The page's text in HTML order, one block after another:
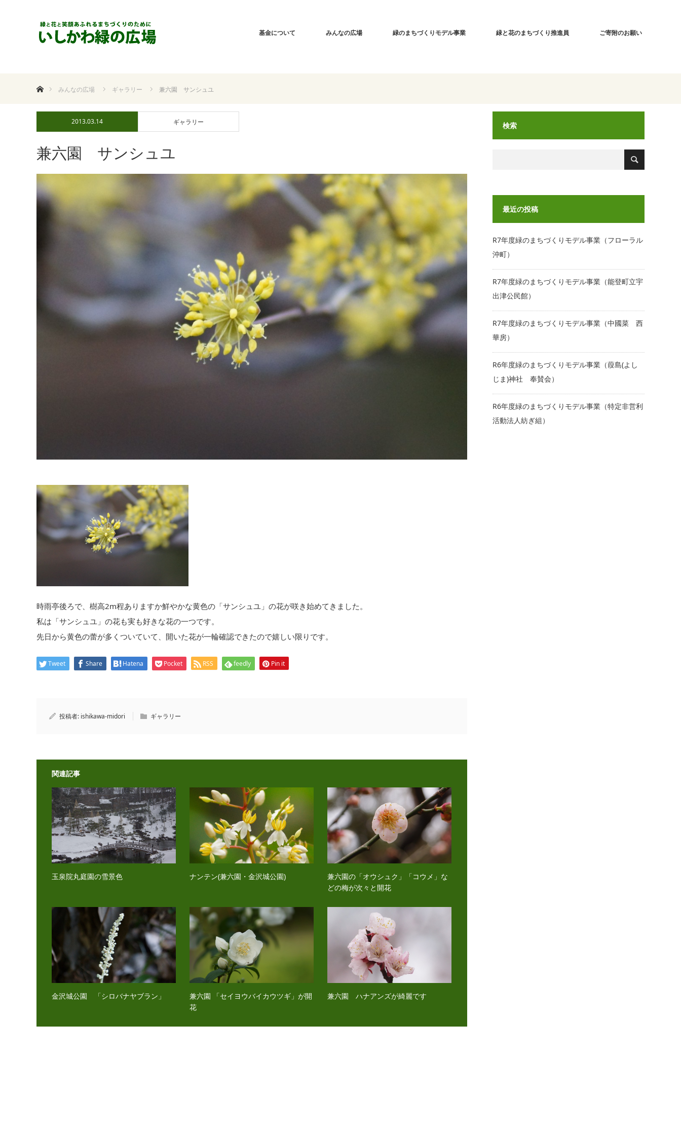
基金について みんなの広場 緑のまちづくりモデル事業 緑と花のまちづくり推進員 ご寄附のお願い
みんなの広場
ギャラリー 兼六園 サンシュユ
2013.03.14 ギャラリー
兼六園 サンシュユ
時雨亭後ろで、樹高2m程ありますか鮮やかな黄色の「サンシュユ」の花が咲き始めてきました。
私は「サンシュユ」の花も実も好きな花の一つです。
先日から黄色の蕾が多くついていて、開いた花が一輪確認できたので嬉しい限りです。
Tweet Share Hatena Pocket RSS feedly Pin it
投稿者: ishikawa-midori ギャラリー
関連記事
玉泉院丸庭園の雪景色 ナンテン(兼六園・金沢城公園)
兼六園の「オウシュク」「コウメ」な
どの梅が次々と開花
金沢城公園 「シロバナヤブラン」
兼六園 「セイヨウバイカウツギ」が開
花
兼六園 ハナアンズが綺麗です
検索
最近の投稿
R7年度緑のまちづくりモデル事業（フローラル
沖町）
R7年度緑のまちづくりモデル事業（能登町立宇
出津公民館）
R7年度緑のまちづくりモデル事業（中國菜 西
華房）
R6年度緑のまちづくりモデル事業（葭島(よし
じま)神社 奉賛会）
R6年度緑のまちづくりモデル事業（特定非営利
活動法人紡ぎ組）